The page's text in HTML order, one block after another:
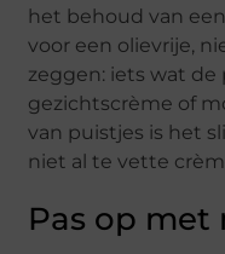
het behoud van
voor een olievrije,
zeggen: iets wat
gezichtscrème of
van puistjes is het
niet al te vette
Pas op met